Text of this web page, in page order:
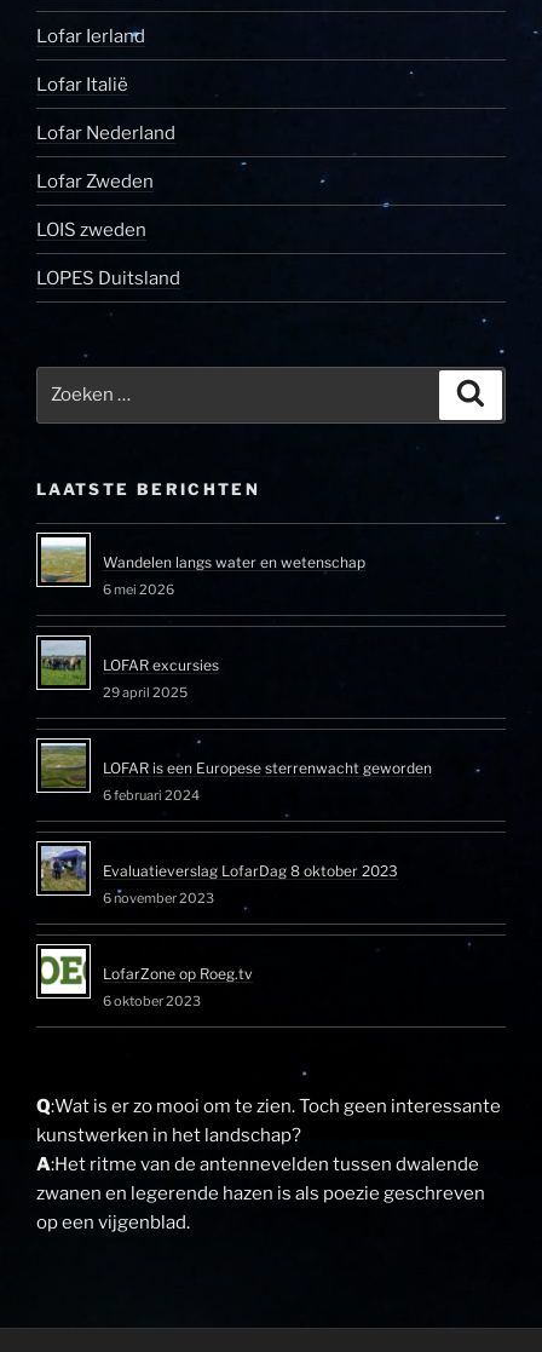
Lofar Ierland
Lofar Italië
Lofar Nederland
Lofar Zweden
LOIS zweden
LOPES Duitsland
LAATSTE BERICHTEN
Wandelen langs water en wetenschap
6 mei 2026
LOFAR excursies
29 april 2025
LOFAR is een Europese sterrenwacht geworden
6 februari 2024
Evaluatieverslag LofarDag 8 oktober 2023
6 november 2023
LofarZone op Roeg.tv
6 oktober 2023
Q:Wat is er zo mooi om te zien. Toch geen interessante
kunstwerken in het landschap?
A:Het ritme van de antennevelden tussen dwalende
zwanen en legerende hazen is als poezie geschreven
op een vijgenblad.